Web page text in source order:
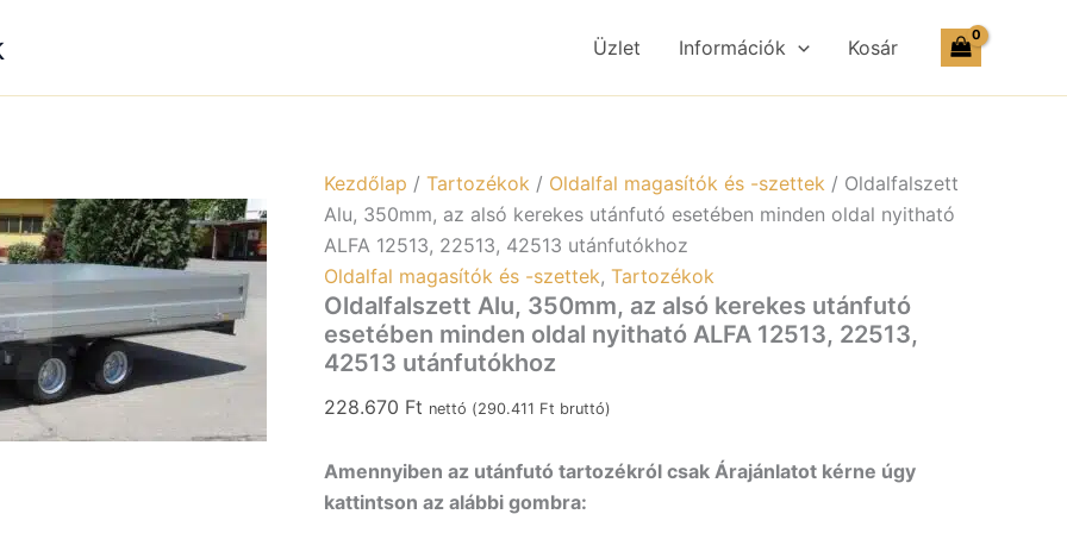
Üzlet Információk Kosár
Kezdőlap / Tartozékok / Oldalfal magasítók és -szettek / Oldalfalszett
Alu, 350mm, az alsó kerekes utánfutó esetében minden oldal nyitható
ALFA 12513, 22513, 42513 utánfutókhoz
Oldalfal magasítók és -szettek, Tartozékok
Oldalfalszett Alu, 350mm, az alsó kerekes utánfutó
esetében minden oldal nyitható ALFA 12513, 22513,
42513 utánfutókhoz
228.670 Ft nettó (290.411 Ft bruttó)
Amennyiben az utánfutó tartozékról csak Árajánlatot kérne úgy
kattintson az alábbi gombra:
kerekes
esetében
nyitható
ALFA
12513,
22513,
42513
utánfutókhoz
mennyiség